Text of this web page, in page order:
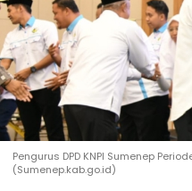
Pengurus DPD KNPI Sumenep
(Sumenep.kab.go.id)